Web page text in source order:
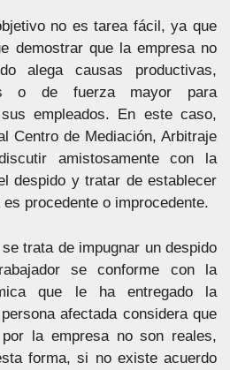
no es tarea fácil, ya que
demostrar que la empresa no
alega causas productivas,
o de fuerza mayor para
empleados. En este caso,
Centro de Mediación, Arbitraje
amistosamente con la
despido y tratar de establecer
procedente o improcedente.
trata de impugnar un despido
se conforme con la
que le ha entregado la
afectada considera que
la empresa no son reales,
forma, si no existe acuerdo